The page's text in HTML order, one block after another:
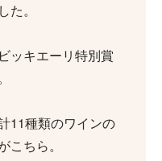
。
ッキエーリ特別賞
11種類のワインの
こちら。